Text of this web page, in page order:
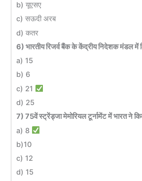
b) यूएसए
c) सऊदी अरब
d) कतर
6) भारतीय रिजर्व बैंक के केंद्रीय निदेशक मंडल
a) 15
b) 6
c) 21
d) 25
7) 75वें स्ट्रेंड्जा मेमोरियल टूर्नामेंट में भारत ने
a) 8
b)10
c) 12
d) 15